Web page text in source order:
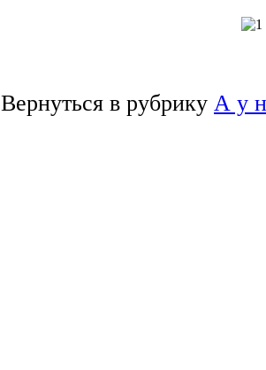
Вернуться в рубрику А у